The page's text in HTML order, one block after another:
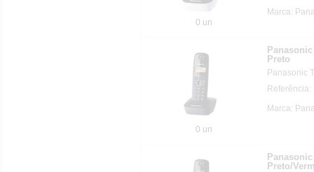
0 un
Marca:
0 un
Preto
Panasonic
Referência:
Marca:
Preto/